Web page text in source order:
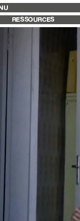
13
2025
2024
2023
RESSOURCES